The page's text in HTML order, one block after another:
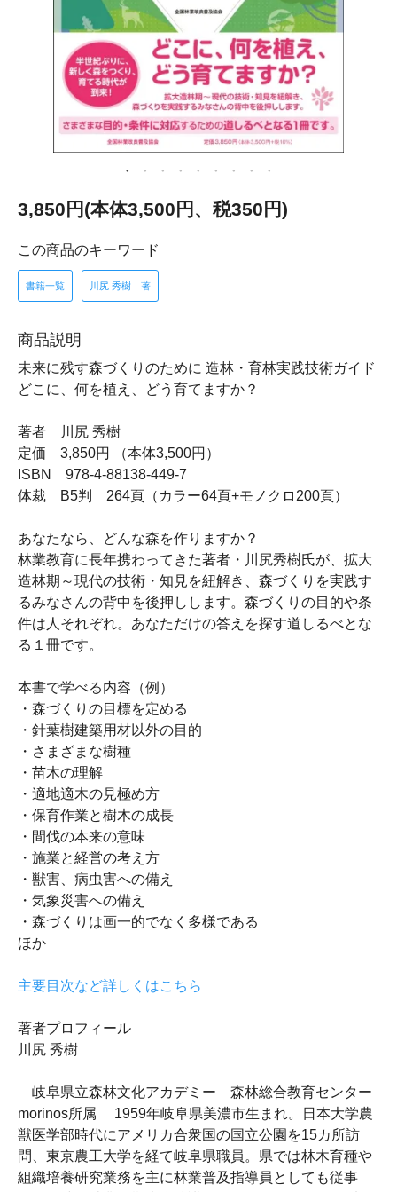
3,850円(本体3,500円、税350円)
この商品のキーワード
書籍一覧 川尻 秀樹 著
商品説明
未来に残す森づくりのために 造林・育林実践技術ガイド
どこに、何を植え、どう育てますか？
著者 川尻 秀樹
定価 3,850円 （本体3,500円）
ISBN 978-4-88138-449-7
体裁 B5判 264頁（カラー64頁+モノクロ200頁）
あなたなら、どんな森を作りますか？
林業教育に長年携わってきた著者・川尻秀樹氏が、拡大
造林期～現代の技術・知見を紐解き、森づくりを実践す
るみなさんの背中を後押しします。森づくりの目的や条
件は人それぞれ。あなただけの答えを探す道しるべとな
る１冊です。
本書で学べる内容（例）
・森づくりの目標を定める
・針葉樹建築用材以外の目的
・さまざまな樹種
・苗木の理解
・適地適木の見極め方
・保育作業と樹木の成長
・間伐の本来の意味
・施業と経営の考え方
・獣害、病虫害への備え
・気象災害への備え
・森づくりは画一的でなく多様である
ほか
主要目次など詳しくはこちら
著者プロフィール
川尻 秀樹
岐阜県立森林文化アカデミー 森林総合教育センター
morinos所属 1959年岐阜県美濃市生まれ。日本大学農
獣医学部時代にアメリカ合衆国の国立公園を15カ所訪
問、東京農工大学を経て岐阜県職員。県では林木育種や
組織培養研究業務を主に林業普及指導員としても従事